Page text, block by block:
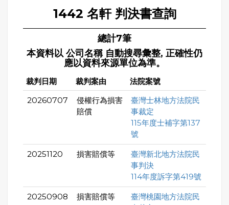
1442 名軒 判決書查詢
總計7筆
本資料以 公司名稱 自動搜尋彙整, 正確性仍
應以資料來源單位為準。
裁判日期 裁判案由 法院案號
20260707
侵權行為損害
賠償
臺灣士林地方法院民
事裁定
115年度士補字第137
號
20251120 損害賠償等
臺灣新北地方法院民
事判決
114年度訴字第419號
20250908 損害賠償等
臺灣桃園地方法院民